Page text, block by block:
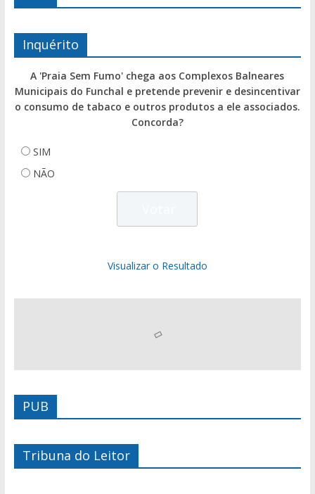
Inquérito
A 'Praia Sem Fumo' chega aos Complexos Balneares
Municipais do Funchal e pretende prevenir e desincentivar
o consumo de tabaco e outros produtos a ele associados.
Concorda?
SIM
NÃO
Visualizar o Resultado
PUB
Tribuna do Leitor